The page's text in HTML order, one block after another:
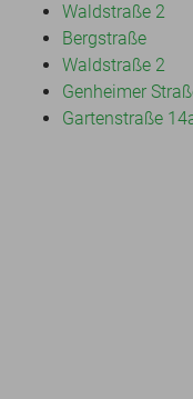
Waldstraße 2
Bergstraße
Waldstraße 2
Genheimer
Gartenstraße